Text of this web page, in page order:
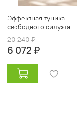
Эффектная туника
свободного силуэта
20 240 ₽
6 072 ₽